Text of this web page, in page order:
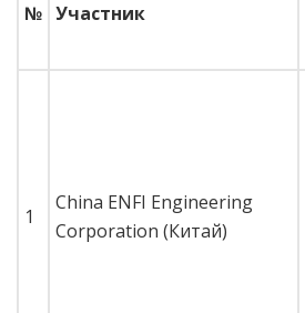
№ Участник
1
China ENFI Engineering
Corporation (Китай)